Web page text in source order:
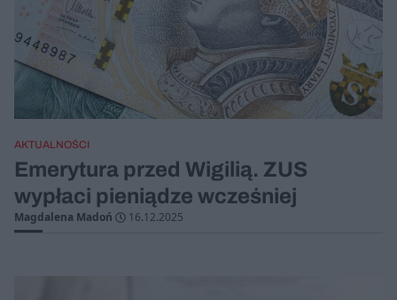
AKTUALNOŚCI
Emerytura przed Wigilią. ZUS
wypłaci pieniądze wcześniej
Magdalena Madoń 16.12.2025